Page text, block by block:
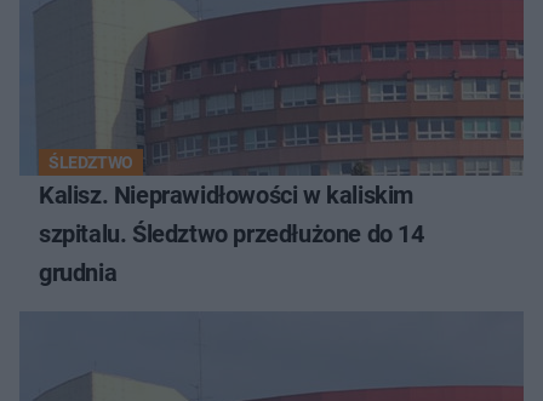
ŚLEDZTWO
Kalisz. Nieprawidłowości w kaliskim
szpitalu. Śledztwo przedłużone do 14
grudnia